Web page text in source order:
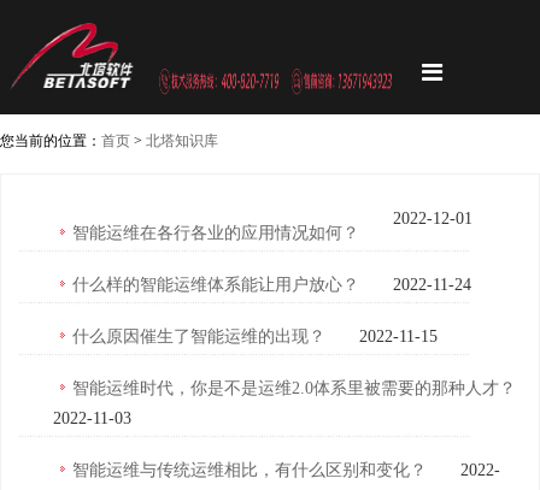
您当前的位置： 首页 > 北塔知识库
智能运维在各行各业的应用情况如何？
2022-12-01
什么样的智能运维体系能让用户放心？ 2022-11-24
什么原因催生了智能运维的出现？ 2022-11-15
智能运维时代，你是不是运维2.0体系里被需要的那种人才？
2022-11-03
智能运维与传统运维相比，有什么区别和变化？
2022-